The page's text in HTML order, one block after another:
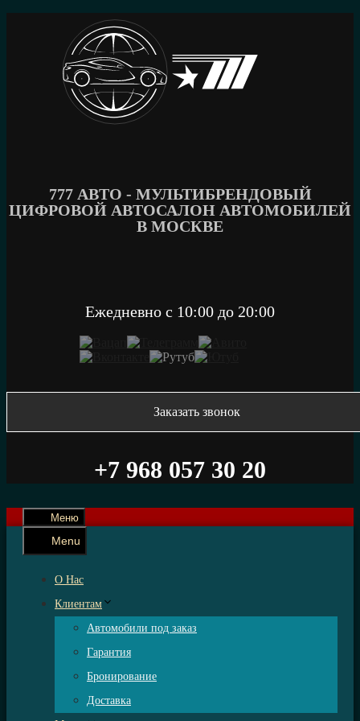
содержимому
777 АВТО - МУЛЬТИБРЕНДОВЫЙ
ЦИФРОВОЙ АВТОСАЛОН АВТОМОБИЛЕЙ
В МОСКВЕ
Ежедневно c 10:00 до 20:00
Заказать звонок
+7 968 057 30 20
Меню
Menu
О Нас
Клиентам
Автомобили под заказ
Гарантия
Бронирование
Доставка